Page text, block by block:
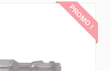
PROMO !